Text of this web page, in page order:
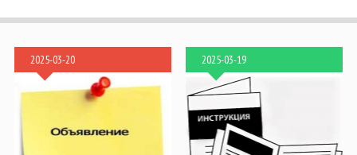
2025-03-20 2025-03-19